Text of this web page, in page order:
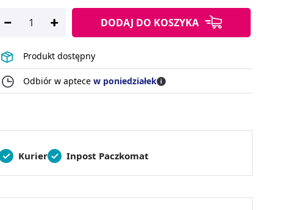
DODAJ DO KOSZYKA
Produkt dostępny
Odbiór w aptece w poniedziałek
Kurier Inpost Paczkomat